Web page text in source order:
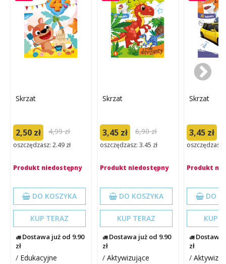
Skrzat
2,50 zł 4,99 zł
oszczędzasz: 2.49 zł
Produkt niedostępny
DO KOSZYKA
KUP TERAZ
Dostawa już od 9.90
zł
/ Edukacyjne
Skrzat
3,45 zł 6,90 zł
oszczędzasz: 3.45 zł
Produkt niedostępny
DO KOSZYKA
KUP TERAZ
Dostawa już od 9.90
zł
/ Aktywizujące
Skrzat
3,45 zł
oszczędzasz:
Produkt
DO
KUP
Dostawa
zł
/